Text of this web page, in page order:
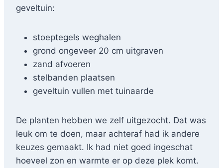
geveltuin:
stoeptegels weghalen
grond ongeveer 20 cm uitgraven
zand afvoeren
stelbanden plaatsen
geveltuin vullen met tuinaarde
De planten hebben we zelf uitgezocht. Dat was
leuk om te doen, maar achteraf had ik andere
keuzes gemaakt. Ik had niet goed ingeschat
hoeveel zon en warmte er op deze plek komt.